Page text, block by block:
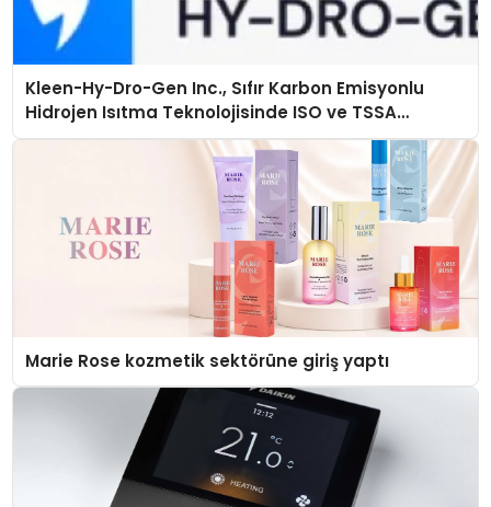
Kleen-Hy-Dro-Gen Inc., Sıfır Karbon Emisyonlu
Hidrojen Isıtma Teknolojisinde ISO ve TSSA
Düzenleyici Onaylarını Aldı
Marie Rose kozmetik sektörüne giriş yaptı